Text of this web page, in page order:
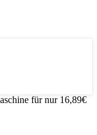
für nur 16,89€